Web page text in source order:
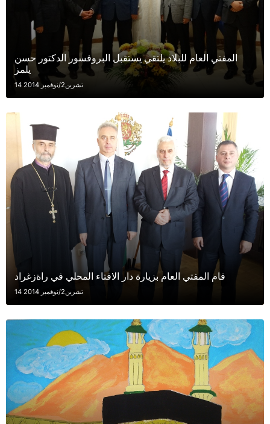
المفتي العام للبلاد يلتقي يستقبل البروفسور الدكتور حسن
يلمز
14 تشرين2/نوفمبر 2014
قام المفتي العام بزيارة دار الافتاء المحلي في راةزغراد
14 تشرين2/نوفمبر 2014